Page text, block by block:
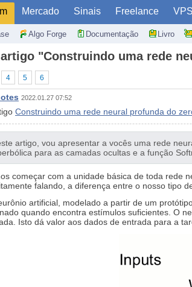
Mercado Sinais Freelance VPS
Algo Forge Documentação Livro
"Construindo uma rede
4 5 6
2022.01.27 07:52
Construindo uma rede neural profunda do
artigo, vou apresentar a vocês uma rede
para as camadas ocultas e a função
começar com a unidade básica de toda rede
falando, a diferença entre o nosso tipo
artificial, modelado a partir de um
quando encontra estímulos suficientes. O
Isto dá valor aos dados de entrada para a